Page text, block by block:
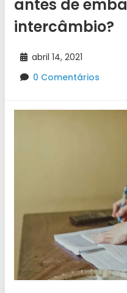
antes de
intercâmbio?
abril 14, 2021
0 Comentários